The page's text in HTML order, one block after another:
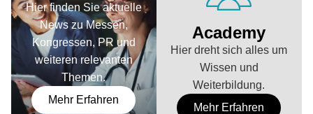
Academy
Hier dreht sich alles um
Wissen und
Weiterbildung.
Mehr Erfahren
Hier finden Sie aktuelle
News zu Messen,
Kongressen, PR und
weiteren relevanten
Themen.
Mehr Erfahren